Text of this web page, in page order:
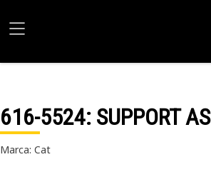
616-5524: SUPPORT AS
Marca: Cat